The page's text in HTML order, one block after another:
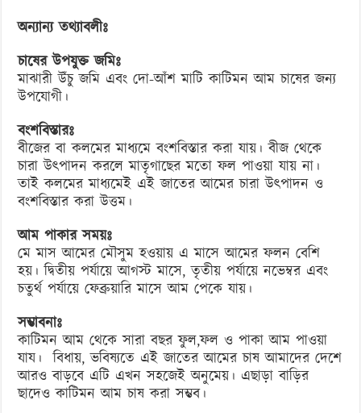
অন্যান্য তথ্যাবলীঃ
চাষের উপযুক্ত জমিঃ
মাঝারী উঁচু জমি এবং দো-আঁশ মাটি কাটিমন আম চাষের জন্য
উপযোগী।
বংশবিস্তারঃ
বীজের বা কলমের মাধ্যমে বংশবিস্তার করা যায়। বীজ থেকে
চারা উৎপাদন করলে মাতৃগাছের মতো ফল পাওয়া যায় না।
তাই কলমের মাধ্যমেই এই জাতের আমের চারা উৎপাদন ও
বংশবিস্তার করা উত্তম।
আম পাকার সময়ঃ
মে মাস আমের মৌসুম হওয়ায় এ মাসে আমের ফলন বেশি
হয়। দ্বিতীয় পর্যায়ে আগস্ট মাসে, তৃতীয় পর্যায়ে নভেম্বর এবং
চতুর্থ পর্যায়ে ফেব্রুয়ারি মাসে আম পেকে যায়।
সম্ভাবনাঃ
কাটিমন আম থেকে সারা বছর ফুল,ফল ও পাকা আম পাওয়া
যায। বিধায়, ভবিষ্যতে এই জাতের আমের চাষ আমাদের দেশে
আরও বাড়বে এটি এখন সহজেই অনুমেয়। এছাড়া বাড়ির
ছাদেও কাটিমন আম চাষ করা সম্ভব।